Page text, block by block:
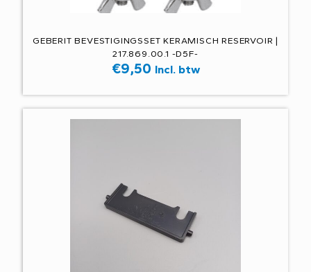
GEBERIT BEVESTIGINGSSET KERAMISCH RESERVOIR |
217.869.00.1 -D5F-
€9,50 Incl. btw